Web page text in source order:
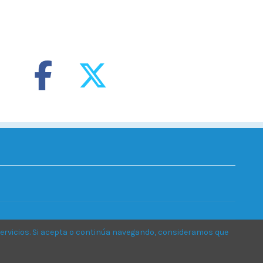
Si acepta o continúa navegando, consideramos que